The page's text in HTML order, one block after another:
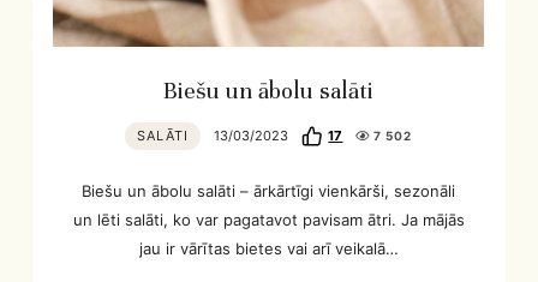
Biešu un ābolu salāti
SALĀTI 13/03/2023 17 7 502
Biešu un ābolu salāti – ārkārtīgi vienkārši, sezonāli
un lēti salāti, ko var pagatavot pavisam ātri. Ja mājās
jau ir vārītas bietes vai arī veikalā…